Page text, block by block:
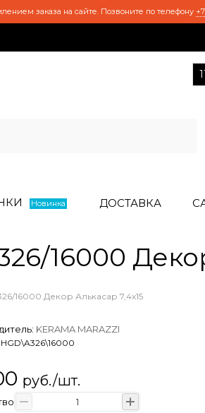
заказа на сайте. Позвоните по телефону
Новинка ДОСТАВКА
16000
16000 Декор Алькасар 7,4х15
KERAMA MARAZZI
HGD\A326\16000
руб./шт.